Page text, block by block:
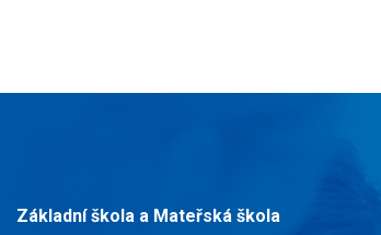
Základní škola a Mateřská škola